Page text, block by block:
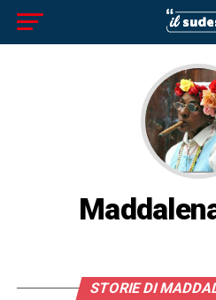
STORIE DI